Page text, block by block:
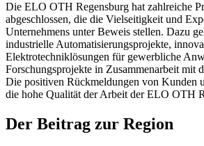
Die ELO OTH Regensburg hat zahlreiche
abgeschlossen, die die Vielseitigkeit und
Unternehmens unter Beweis stellen. Dazu
industrielle Automatisierungsprojekte,
Elektrotechniklösungen für gewerbliche
Forschungsprojekte in Zusammenarbeit mit
Die positiven Rückmeldungen von Kunden
die hohe Qualität der Arbeit der ELO OTH
Der Beitrag zur Region